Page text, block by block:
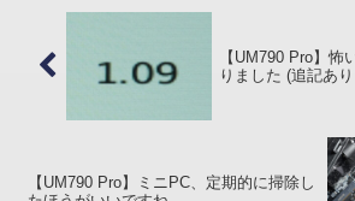
【UM790 Pro】
りました (追記あ
【UM790 Pro】ミニPC、定期的に掃除し